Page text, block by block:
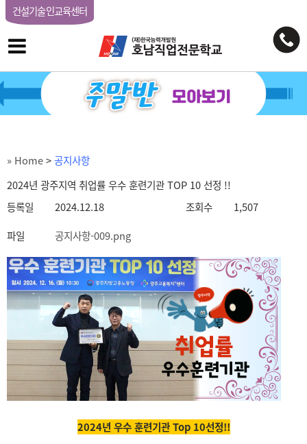
건설기술인교육센터
» Home>공지사항
2024년 광주지역 취업률 우수 훈련기관 TOP 10 선정 !!
등록일
2024.12.18 조회수
1,507
파일
공지사항-009.png
2024년 우수 훈련기관 Top 10선정!!